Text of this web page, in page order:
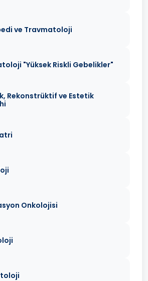
ve Travmatoloji
"Yüksek Riskli Gebelikler"
Rekonstrüktif ve Estetik
Onkolojisi